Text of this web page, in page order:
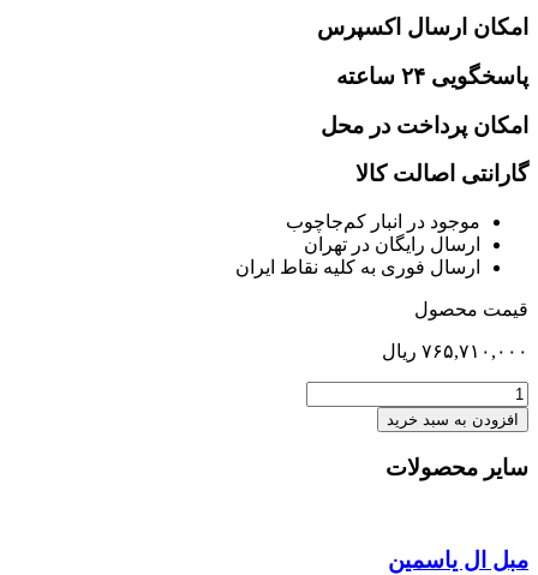
امکان ارسال اکسپرس
پاسخگویی ۲۴ ساعته
امکان پرداخت در محل
گارانتی اصالت کالا
موجود در انبار کم‌‌جاچوب
ارسال رایگان در تهران
ارسال فوری به کلیه نقاط ایران
قیمت محصول
۷۶۵,۷۱۰,۰۰۰ ریال
میز
کار
ایرون
عدد
افزودن به سبد خرید
سایر محصولات
مبل ال یاسمین